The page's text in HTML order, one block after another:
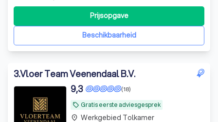
en trapbekleding kunt u bij ons terecht! Neerlandia is een
familiebedrijf in Nijmegen dat al meer dan 30 jaar bestaat.
Voor een deskundig advies op maat nodigen wij u graag uit
in onze
Beschikbaarheid
Prijsopgave
3.Vloer Team Veenendaal B.V.
local_offer Gratis eerste adviesgesprek
(18)
9,3
place Werkgebied Tolkamer